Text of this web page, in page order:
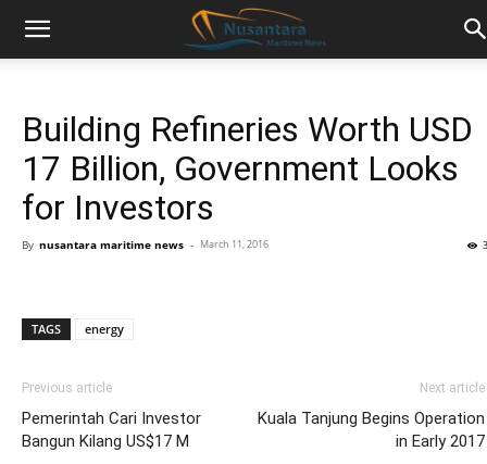
Building Refineries Worth USD
17 Billion, Government Looks
for Investors
By nusantara maritime news - March 11, 2016
TAGS energy
Previous article
Pemerintah Cari Investor
Bangun Kilang US$17 M
Next article
Kuala Tanjung Begins Operation
in Early 2017